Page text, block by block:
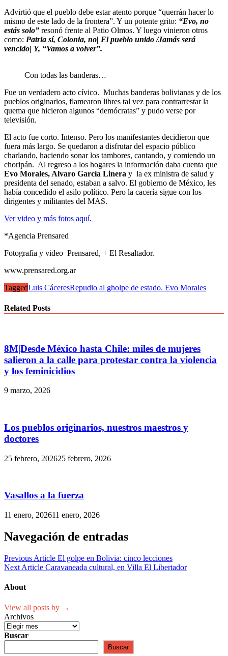
Advirtió que el pueblo debe estar atento porque “querrán hacer lo
mismo de este lado de la frontera”. Y un potente grito: “Evo, no
estás solo” resonó frente al Patio Olmos. Y luego vinieron otros
como: Patria sí, Colonia, no| El pueblo unido /Jamás será
vencido| Y, “Vamos a volver”.
Con todas las banderas…
Fue un verdadero acto cívico. Muchas banderas bolivianas y de los
pueblos originarios, flamearon libres tal vez para contrarrestar la
quema que hicieron algunos “demócratas” y pudo verse por
televisión.
El acto fue corto. Intenso. Pero los manifestantes decidieron que
fuera más largo. Se quedaron a disfrutar del espacio público
charlando, haciendo sonar los tambores, cantando, y comiendo un
choripán. Al regreso a los hogares la información daba cuenta que
Evo Morales, Alvaro García Linera y la ex ministra de salud y
presidenta del senado, estaban a salvo. El gobierno de México, les
había concedido el asilo político. Pero la cacería sigue con los
dirigentes y militantes del MAS.
Ver video y más fotos aquí.
*Agencia Prensared
Fotografía y video Prensared, + El Resaltador.
www.prensared.org.ar
TaggedLuis CáceresRepudio al gholpe de estado. Evo Morales
Related Posts
8M|Desde México hasta Chile: miles de mujeres
salieron a la calle para protestar contra la violencia
y los feminicidios
9 marzo, 2026
Los pueblos originarios, nuestros maestros y
doctores
25 febrero, 202625 febrero, 2026
Vasallos a la fuerza
11 enero, 202611 enero, 2026
Navegación de entradas
Previous Article El golpe en Bolivia: cinco lecciones
Next Article Caravaneada cultural, en Villa El Libertador
About
View all posts by →
Archivos
Buscar
Buscar